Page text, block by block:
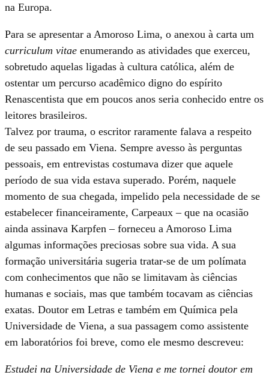
na Europa.
Para se apresentar a Amoroso Lima, o anexou à carta um
curriculum vitae enumerando as atividades que exerceu,
sobretudo aquelas ligadas à cultura católica, além de
ostentar um percurso acadêmico digno do espírito
Renascentista que em poucos anos seria conhecido entre os
leitores brasileiros.
Talvez por trauma, o escritor raramente falava a respeito
de seu passado em Viena. Sempre avesso às perguntas
pessoais, em entrevistas costumava dizer que aquele
período de sua vida estava superado. Porém, naquele
momento de sua chegada, impelido pela necessidade de se
estabelecer financeiramente, Carpeaux – que na ocasião
ainda assinava Karpfen – forneceu a Amoroso Lima
algumas informações preciosas sobre sua vida. A sua
formação universitária sugeria tratar-se de um polímata
com conhecimentos que não se limitavam às ciências
humanas e sociais, mas que também tocavam as ciências
exatas. Doutor em Letras e também em Química pela
Universidade de Viena, a sua passagem como assistente
em laboratórios foi breve, como ele mesmo descreveu:
Estudei na Universidade de Viena e me tornei doutor em